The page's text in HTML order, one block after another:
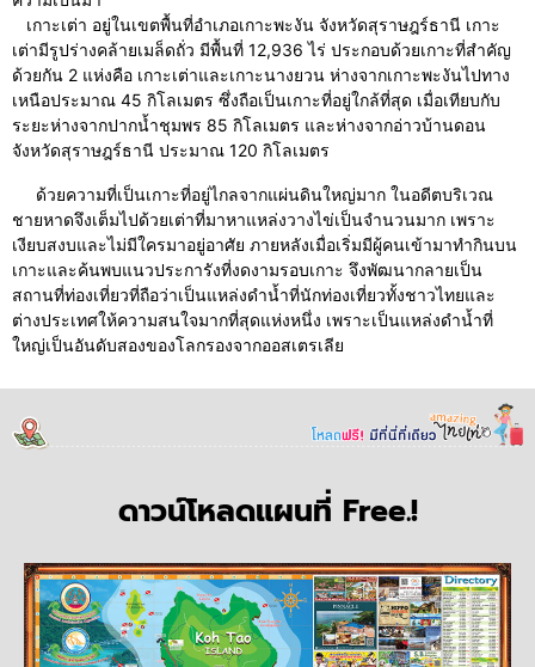
เกาะเต่า อยู่ในเขตพื้นที่อำเภอเกาะพะงัน จังหวัดสุราษฎร์ธานี เกาะ
เต่ามีรูปร่างคล้ายเมล็ดถั่ว มีพื้นที่ 12,936 ไร่ ประกอบด้วยเกาะที่สำคัญ
ด้วยกัน 2 แห่งคือ เกาะเต่าและเกาะนางยวน ห่างจากเกาะพะงันไปทาง
เหนือประมาณ 45 กิโลเมตร ซึ่งถือเป็นเกาะที่อยู่ใกล้ที่สุด เมื่อเทียบกับ
ระยะห่างจากปากน้ำชุมพร 85 กิโลเมตร และห่างจากอ่าวบ้านดอน
จังหวัดสุราษฎร์ธานี ประมาณ 120 กิโลเมตร
ด้วยความที่เป็นเกาะที่อยู่ไกลจากแผ่นดินใหญ่มาก ในอดีตบริเวณ
ชายหาดจึงเต็มไปด้วยเต่าที่มาหาแหล่งวางไข่เป็นจำนวนมาก เพราะ
เงียบสงบและไม่มีใครมาอยู่อาศัย ภายหลังเมื่อเริ่มมีผู้คนเข้ามาทำกินบน
เกาะและค้นพบแนวประการังที่งดงามรอบเกาะ จึงพัฒนากลายเป็น
สถานที่ท่องเที่ยวที่ถือว่าเป็นแหล่งดำน้ำที่นักท่องเที่ยวทั้งชาวไทยและ
ต่างประเทศให้ความสนใจมากที่สุดแห่งหนึ่ง เพราะเป็นแหล่งดำน้ำที่
ใหญ่เป็นอันดับสองของโลกรองจากออสเตรเลีย
ดาวน์โหลดแผนที่ Free.!